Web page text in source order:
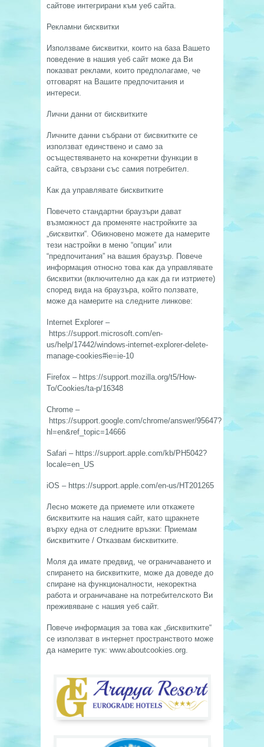
сайтове интегрирани към уеб сайта.
Рекламни бисквитки
Използваме бисквитки, които на база Вашето
поведение в нашия уеб сайт може да Ви
показват реклами, които предполагаме, че
отговарят на Вашите предпочитания и
интереси.
Лични данни от бисквитките
Личните данни събрани от бисвкитките се
използват единствено и само за
осъществяването на конкретни функции в
сайта, свързани със самия потребител.
Как да управлявате бисквитките
Повечето стандартни браузъри дават
възможност да променяте настройките за
„бисквитки“. Обикновено можете да намерите
тези настройки в меню “опции” или
“предпочитания” на вашия браузър. Повече
информация относно това как да управлявате
бисквитки (включително да как да ги изтриете)
според вида на браузъра, който ползвате,
може да намерите на следните линкове:
Internet Explorer –
https://support.microsoft.com/en-
us/help/17442/windows-internet-explorer-delete-
manage-cookies#ie=ie-10
Firefox – https://support.mozilla.org/t5/How-
To/Cookies/ta-p/16348
Chrome –
https://support.google.com/chrome/answer/95647?
hl=en&ref_topic=14666
Safari – https://support.apple.com/kb/PH5042?
locale=en_US
iOS – https://support.apple.com/en-us/HT201265
Лесно можете да приемете или откажете
бисквитките на нашия сайт, като щракнете
върху една от следните връзки: Приемам
бисквитките / Отказвам бисквитките.
Моля да имате предвид, че ограничаването и
спирането на бисквитките, може да доведе до
спиране на функционалности, некоректна
работа и ограничаване на потребителското Ви
преживяване с нашия уеб сайт.
Повече информация за това как „бисквитките“
се използват в интернет пространството може
да намерите тук: www.aboutcookies.org.